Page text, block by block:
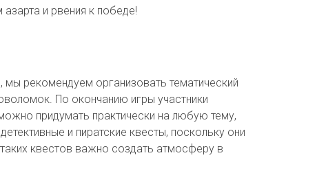
и рвения к победе!
рекомендуем организовать тематический
По окончанию игры участники
придумать практически на любую тему,
и пиратские квесты, поскольку они
квестов важно создать атмосферу в